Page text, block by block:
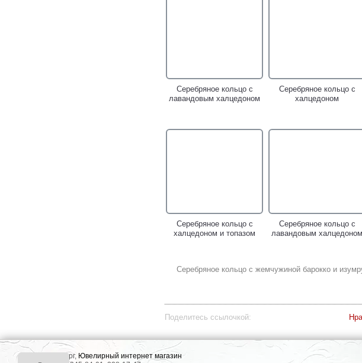
Серебряное кольцо с
лавандовым халцедоном
Серебряное кольцо с
халцедоном
Серебряное кольцо с
халцедоном и топазом
Серебряное кольцо с
лавандовым халцедоном
Серебряное кольцо с жемчужиной барокко и
Поделитесь ссылочкой:
г. Екатеринбург, Ювелирный интернет магазин